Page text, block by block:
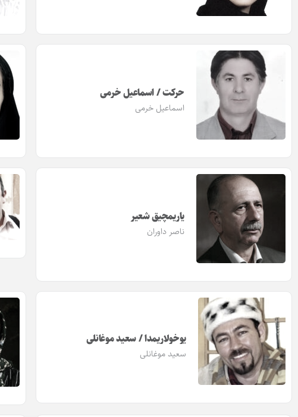
حرکت / اسماعیل خرمی‌
اسماعیل خرمی
یاریمچیق شعیر
ناصر داوران
یوخولاریمدا / سعید موغانلی
سعید موغانلی